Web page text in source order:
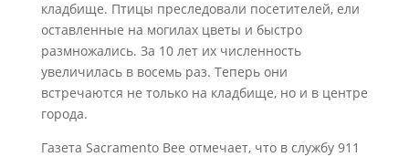
кладбище. Птицы преследовали посетителей, ели
оставленные на могилах цветы и быстро
размножались. За 10 лет их численность
увеличилась в восемь раз. Теперь они
встречаются не только на кладбище, но и в центре
города.
Газета Sacramento Bee отмечает, что в службу 911